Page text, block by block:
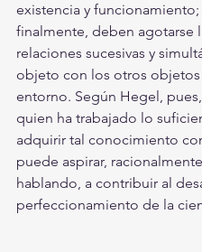
existencia y funcionamiento;
finalmente, deben agotarse
relaciones sucesivas y
objeto con los otros objetos
entorno. Según Hegel,
quien ha trabajado lo
adquirir tal conocimiento
puede aspirar, racionalmente
hablando, a contribuir al
perfeccionamiento de la